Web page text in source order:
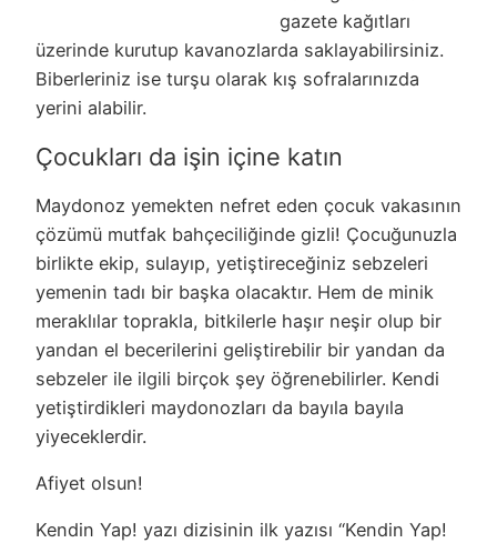
gazete kağıtları
üzerinde kurutup kavanozlarda saklayabilirsiniz.
Biberleriniz ise turşu olarak kış sofralarınızda
yerini alabilir.
Çocukları da işin içine katın
Maydonoz yemekten nefret eden çocuk vakasının
çözümü mutfak bahçeciliğinde gizli! Çocuğunuzla
birlikte ekip, sulayıp, yetiştireceğiniz sebzeleri
yemenin tadı bir başka olacaktır. Hem de minik
meraklılar toprakla, bitkilerle haşır neşir olup bir
yandan el becerilerini geliştirebilir bir yandan da
sebzeler ile ilgili birçok şey öğrenebilirler. Kendi
yetiştirdikleri maydonozları da bayıla bayıla
yiyeceklerdir.
Afiyet olsun!
Kendin Yap! yazı dizisinin ilk yazısı “Kendin Yap!